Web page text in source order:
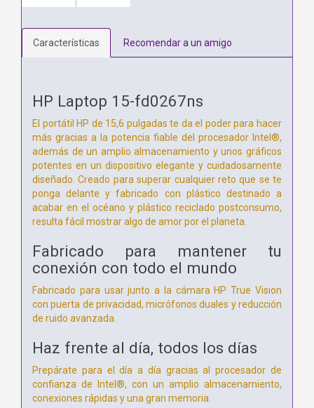
Características Recomendar a un amigo
HP Laptop 15-fd0267ns
El portátil HP de 15,6 pulgadas te da el poder para hacer
más gracias a la potencia fiable del procesador Intel®,
además de un amplio almacenamiento y unos gráficos
potentes en un dispositivo elegante y cuidadosamente
diseñado. Creado para superar cualquier reto que se te
ponga delante y fabricado con plástico destinado a
acabar en el océano y plástico reciclado postconsumo,
resulta fácil mostrar algo de amor por el planeta.
Fabricado para mantener tu
conexión con todo el mundo
Fabricado para usar junto a la cámara HP True Vision
con puerta de privacidad, micrófonos duales y reducción
de ruido avanzada.
Haz frente al día, todos los días
Prepárate para el día a día gracias al procesador de
confianza de Intel®, con un amplio almacenamiento,
conexiones rápidas y una gran memoria.